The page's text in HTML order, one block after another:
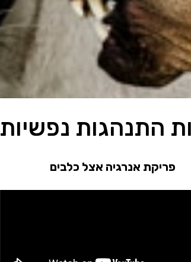
התנהגות נפשיות
פריקת אנרגיה אצל כלבים